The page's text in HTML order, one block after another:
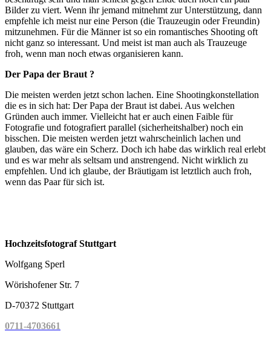
Bilder zu viert. Wenn ihr jemand mitnehmt zur Unterstützung, dann
empfehle ich meist nur eine Person (die Trauzeugin oder Freundin)
mitzunehmen. Für die Männer ist so ein romantisches Shooting oft
nicht ganz so interessant. Und meist ist man auch als Trauzeuge
froh, wenn man noch etwas organisieren kann.
Der Papa der Braut ?
Die meisten werden jetzt schon lachen. Eine Shootingkonstellation
die es in sich hat: Der Papa der Braut ist dabei. Aus welchen
Gründen auch immer. Vielleicht hat er auch einen Faible für
Fotografie und fotografiert parallel (sicherheitshalber) noch ein
bisschen. Die meisten werden jetzt wahrscheinlich lachen und
glauben, das wäre ein Scherz. Doch ich habe das wirklich real erlebt
und es war mehr als seltsam und anstrengend. Nicht wirklich zu
empfehlen. Und ich glaube, der Bräutigam ist letztlich auch froh,
wenn das Paar für sich ist.
Hochzeitsfotograf Stuttgart
Wolfgang Sperl
Wörishofener Str. 7
D-70372 Stuttgart
0711-4703661